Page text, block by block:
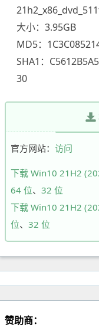
大小：3.95GB
MD5：
SHA1：
30
官方网站： 访问
下载 Win10 21H2
64 位、 32 位
下载 Win10 21H2
位、 32 位
赞助商：